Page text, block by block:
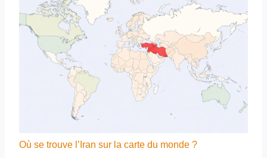
Où se trouve l’Iran sur la carte du monde ?